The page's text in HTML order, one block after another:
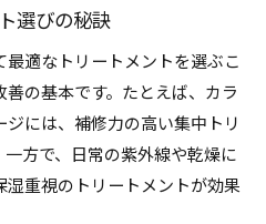
選びの秘訣
適なトリートメントを選ぶこ
の基本です。たとえば、カラ
には、補修力の高い集中トリ
方で、日常の紫外線や乾燥に
湿重視のトリートメントが効果